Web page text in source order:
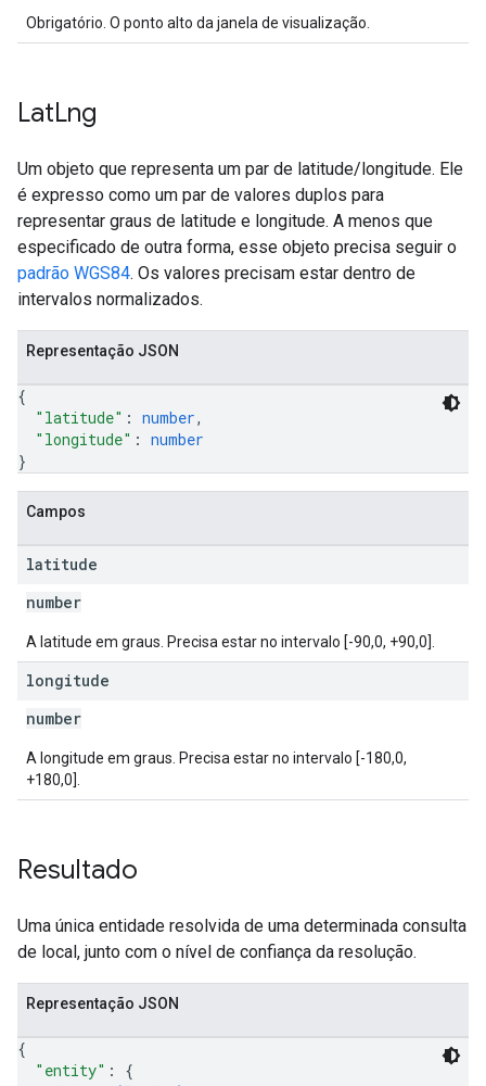
Obrigatório. O ponto alto da janela de visualização.
LatLng
Um objeto que representa um par de latitude/longitude. Ele
é expresso como um par de valores duplos para
representar graus de latitude e longitude. A menos que
especificado de outra forma, esse objeto precisa seguir o
padrão WGS84. Os valores precisam estar dentro de
intervalos normalizados.
Representação JSON
{
"latitude" : number,
"longitude" : number
}
Campos
latitude
number
A latitude em graus. Precisa estar no intervalo [-90,0, +90,0].
longitude
number
A longitude em graus. Precisa estar no intervalo [-180,0,
+180,0].
Resultado
Uma única entidade resolvida de uma determinada consulta
de local, junto com o nível de confiança da resolução.
Representação JSON
{
"entity" : {